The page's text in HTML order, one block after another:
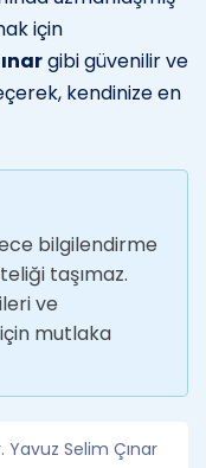
için
gibi güvenilir ve
kendinize en
bilgilendirme
taşımaz.
ve
mutlaka
Yavuz Selim Çınar